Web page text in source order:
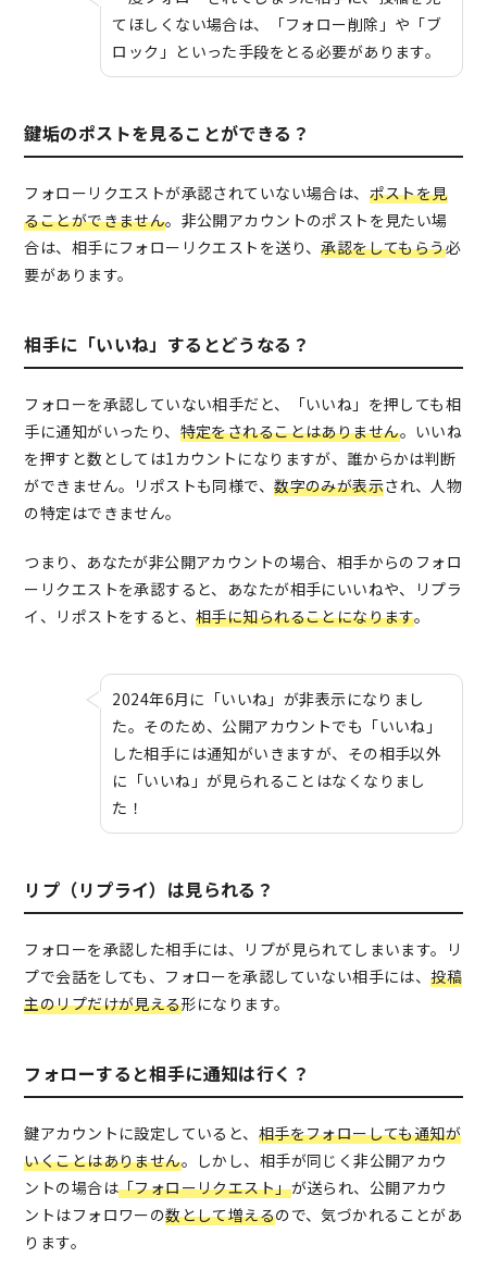
てほしくない場合は、「フォロー削除」や「ブ
ロック」といった手段をとる必要があります。
鍵垢のポストを見ることができる？
フォローリクエストが承認されていない場合は、 ポストを見
ることができません。非公開アカウントのポストを見たい場
合は、相手にフォローリクエストを送り、承認をしてもらう必
要があります。
相手に「いいね」するとどうなる？
フォローを承認していない相手だと、「いいね」を押しても相
手に通知がいったり、 特定をされることはありません。いいね
を押すと数としては1カウントになりますが、誰からかは判断
ができません。リポストも同様で、数字のみが表示され、人物
の特定はできません。
つまり、あなたが非公開アカウントの場合、相手からのフォロ
ーリクエストを承認すると、あなたが相手にいいねや、リプラ
イ、リポストをすると、相手に知られることになります。
2024年6月に「いいね」が非表示になりまし
た。そのため、公開アカウントでも「いいね」
した相手には通知がいきますが、その相手以外
に「いいね」が見られることはなくなりまし
た！
リプ（リプライ）は見られる？
フォローを承認した相手には、リプが見られてしまいます。リ
プで会話をしても、フォローを承認していない相手には、投稿
主のリプだけが見える形になります。
フォローすると相手に通知は行く？
鍵アカウントに設定していると、 相手をフォローしても通知が
いくことはありません。しかし、相手が同じく非公開アカウ
ントの場合は「フォローリクエスト」が送られ、公開アカウ
ントはフォロワーの数として増えるので、気づかれることがあ
ります。